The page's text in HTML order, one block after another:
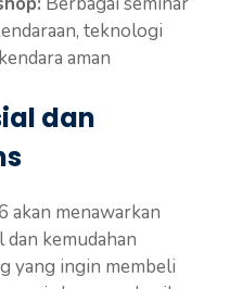
teknologi
aman
dan
akan menawarkan
kemudahan
yang ingin membeli